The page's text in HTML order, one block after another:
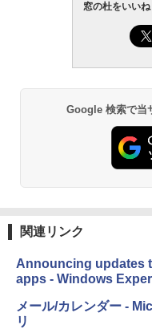
シ
ブ
イ
窓の杜をいい
Google 検索で当
関連リンク
Announcing updates
apps - Windows
メール/カレンダー -
リ